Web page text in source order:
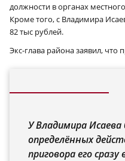
должности в органах
Кроме того, с Владимира
82 тыс рублей.
Экс-глава района заявил, что
У Владимира
определённых
приговора его